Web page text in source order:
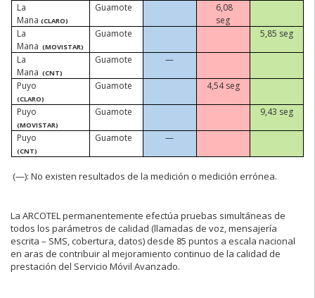
La
Mana (CLARO)
Guamote
6,08
seg
La
Mana (MOVISTAR)
Guamote 5,85 seg
La
Mana (CNT)
Guamote —
Puyo
(CLARO)
Guamote 4,54 seg
Puyo
(MOVISTAR)
Guamote 9,43 seg
Puyo
(CNT)
Guamote —
(—): No existen resultados de la medición o medición errónea.
La ARCOTEL permanentemente efectúa pruebas simultáneas de
todos los parámetros de calidad (llamadas de voz, mensajería
escrita – SMS, cobertura, datos) desde 85 puntos a escala nacional
en aras de contribuir al mejoramiento continuo de la calidad de
prestación del Servicio Móvil Avanzado.